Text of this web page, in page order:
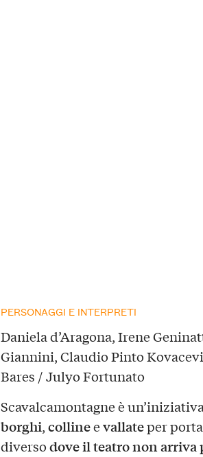
PERSONAGGI E INTERPRETI
Daniela d’Aragona, Irene
Giannini, Claudio Pinto
Bares / Julyo Fortunato
Scavalcamontagne è
borghi,collineevallateper
diversodove il teatro non arriva